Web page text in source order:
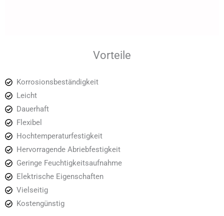
Vorteile
Korrosionsbeständigkeit
Leicht
Dauerhaft
Flexibel
Hochtemperaturfestigkeit
Hervorragende Abriebfestigkeit
Geringe Feuchtigkeitsaufnahme
Elektrische Eigenschaften
Vielseitig
Kostengünstig